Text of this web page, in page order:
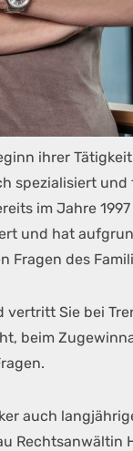
ihrer
spezialisiert
im Jahre
und hat
Fragen des
vertritt Sie bei
beim
auch
Rechtsanwältin